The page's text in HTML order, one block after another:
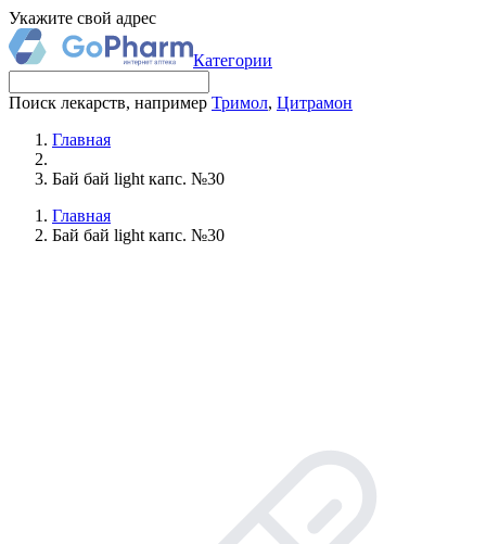
Укажите свой адрес
Категории
Поиск лекарств, например Тримол, Цитрамон
Главная
Бай бай light капс. №30
Главная
Бай бай light капс. №30